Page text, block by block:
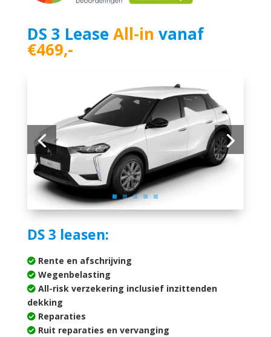
DS 3 Lease All-in vanaf
€469,-
DS 3 leasen:
Rente en afschrijving
Wegenbelasting
All-risk verzekering inclusief inzittenden
dekking
Reparaties
Ruit reparaties en vervanging